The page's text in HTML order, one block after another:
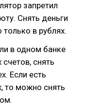
запретил
Снять деньги
в рублях.
в одном банке
снять
Если есть
то можно снять